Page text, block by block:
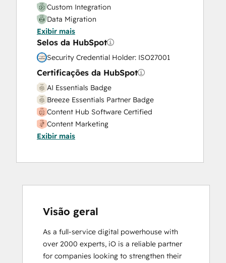
Custom Integration
Data Migration
Onboarding
Service Implementation
Solutions Architecture Design
Exibir mais
Selos da HubSpot
Security Credential Holder: ISO27001
Certificações da HubSpot
AI Essentials Badge
Breeze Essentials Partner Badge
Content Hub Software Certified
Content Marketing
CRM Data Migration Certification
Digital Advertising
Email Marketing Certification
Frictionless Sales
Guided Client Onboarding
HubSpot Architecture I: Data Models and
APIs
HubSpot Architecture II: Content and
Exibir mais
Visão geral
As a full-service digital powerhouse with
over 2000 experts, iO is a reliable partner
for companies looking to strengthen their